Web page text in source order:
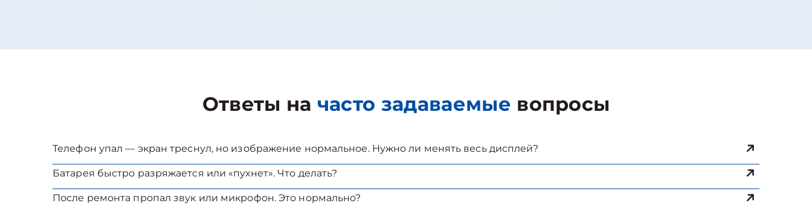
Ответы на часто задаваемые вопросы
Телефон упал — экран треснул, но изображение нормальное. Нужно ли менять весь дисплей?
Батарея быстро разряжается или «пухнет». Что делать?
После ремонта пропал звук или микрофон. Это нормально?